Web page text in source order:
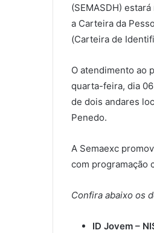
(SEMASDH)
a Carteira da
(Carteira de
O atendimento ao
quarta-feira, dia
de dois andares
Penedo.
A Semaexc
com programação
Confira abaixo os
ID Jovem –